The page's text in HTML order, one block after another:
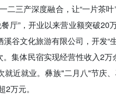
三产深度融合，让“一片茶叶
厅”，开业以来营业额突破20
谷文化旅游有限公司，开发“
集体民宿实现经营性收入2
近就业。彝族"二月八"节庆
万元。